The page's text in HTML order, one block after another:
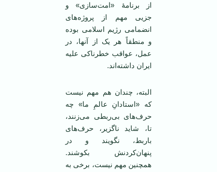
از برنامۀ «امت‌سازی» و
جزیی مهم از پروژه‌های
انضمامی‌ رژیم اسلامی بوده
و منطقاً هر یک از آنها، در
عمل، عواقب خطرناکی علیه
ایران داشته‌اند.
البته، چندان هم مهم نیست
که «استادانِ عالمِ ما» چه
حرف‌های بی‌ربطی می‌زنند،
تا، شاید ناگزیر، حرف‌های
باربط، نگویند و در
پنهان‌کردنش بکوشند.
همچنین مهم نیست، برخی به